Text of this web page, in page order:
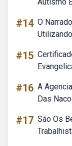
#14 O
#15
#16 A
Das
#17 São Os